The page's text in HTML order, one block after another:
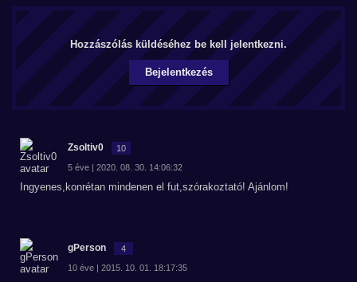
Hozzászólás küldéséhez be kell jelentkezni.
Bejelentkezés
Zsoltiv0 10
5 éve | 2020. 08. 30. 14:06:32
Ingyenes,konrétan mindenen el fut,szórakoztató! Ajánlom!
gPerson 4
10 éve | 2015. 10. 01. 18:17:35